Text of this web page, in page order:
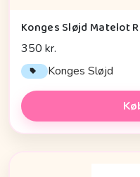
Konges Sløjd Matelot
350 kr.
Konges Sløjd